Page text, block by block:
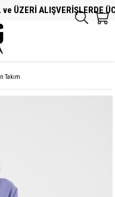
ÜZERİ ALIŞVERİŞLERDE
Takım